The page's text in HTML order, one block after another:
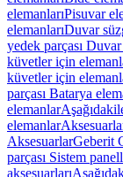
elemanlarıPisuvar
elemanlarıDuvar
yedek parçası
küvetler için
küvetler için
parçası Batarya
elemanlar
elemanlar
AksesuarlarGeberit
parçası Sistem
aksesuarları